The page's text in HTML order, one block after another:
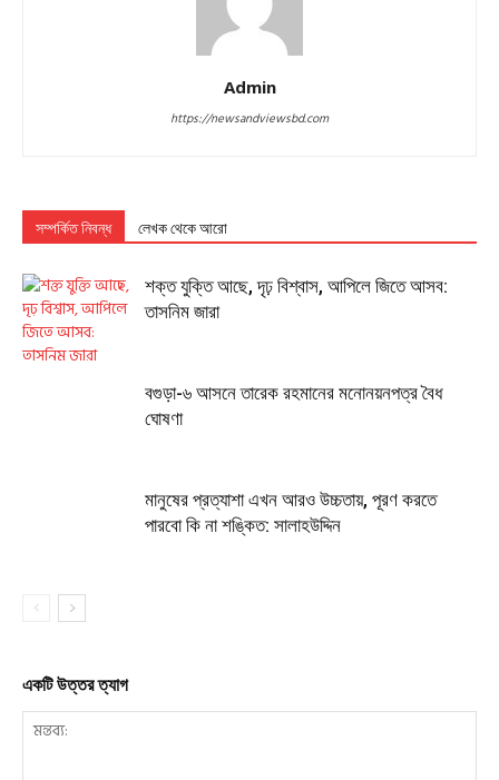
Admin
https://newsandviewsbd.com
সম্পর্কিত নিবন্ধ লেখক থেকে আরো
শক্ত যুক্তি আছে, দৃঢ় বিশ্বাস, আপিলে জিতে আসব:
তাসনিম জারা
বগুড়া-৬ আসনে তারেক রহমানের মনোনয়নপত্র বৈধ
ঘোষণা
মানুষের প্রত্যাশা এখন আরও উচ্চতায়, পূরণ করতে
পারবো কি না শঙ্কিত: সালাহউদ্দিন
একটি উত্তর ত্যাগ